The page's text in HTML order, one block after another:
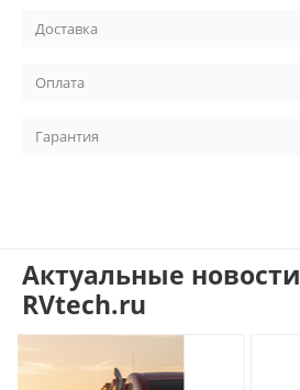
Доставка
Оплата
Гарантия
Актуальные новости
RVtech.ru